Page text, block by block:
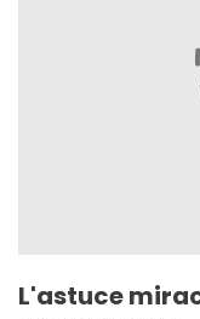
L'astuce